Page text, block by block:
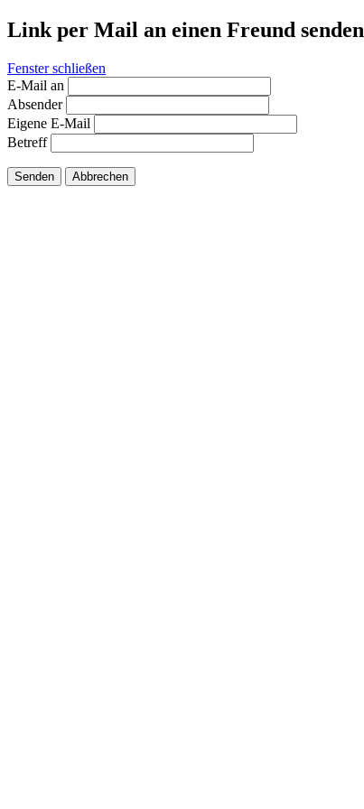
Link per Mail an einen Freund senden
Fenster schließen
E-Mail an
Absender
Eigene E-Mail
Betreff
Senden Abbrechen